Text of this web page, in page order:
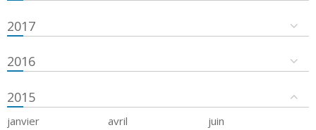
2017
2016
2015
janvier avril
juin